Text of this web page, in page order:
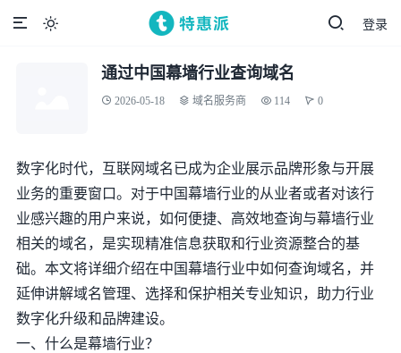
登录

通过中国幕墙行业查询域名
2026-05-18 域名服务商 114 0
数字化时代，互联网域名已成为企业展示品牌形象与开展
业务的重要窗口。对于中国幕墙行业的从业者或者对该行
业感兴趣的用户来说，如何便捷、高效地查询与幕墙行业
相关的域名，是实现精准信息获取和行业资源整合的基
础。本文将详细介绍在中国幕墙行业中如何查询域名，并
延伸讲解域名管理、选择和保护相关专业知识，助力行业
数字化升级和品牌建设。
一、什么是幕墙行业？